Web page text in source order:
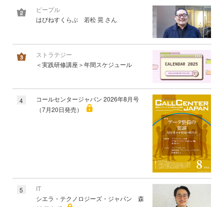
ピープル
はぴねすくらぶ 若松 晃 さん
ストラテジー
＜実践研修講座＞年間スケジュール
4
コールセンタージャパン 2026年8月号
（7月20日発売）
5
IT
シエラ・テクノロジーズ・ジャパン 森